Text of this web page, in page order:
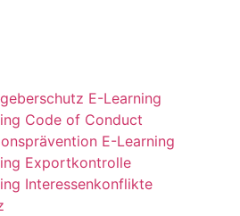
E-Learning
Code of Conduct
E-Learning
Exportkontrolle
Interessenkonflikte